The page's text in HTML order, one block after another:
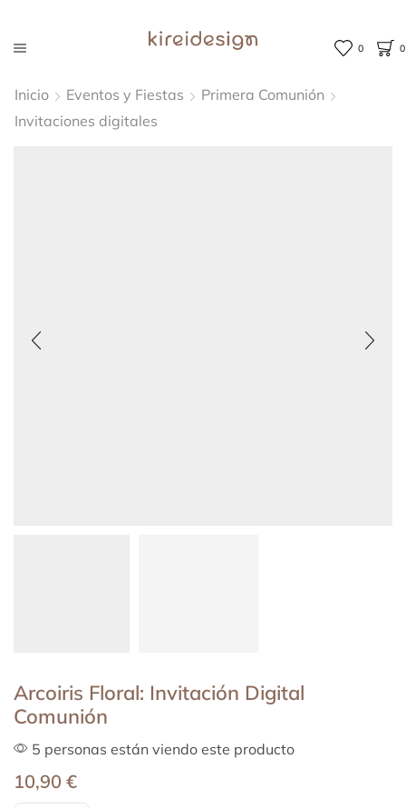
0 0
Inicio Eventos y Fiestas
Primera Comunión
Invitaciones digitales
Arcoiris Floral: Invitación Digital
Comunión
5 personas están viendo este producto
10,90 €